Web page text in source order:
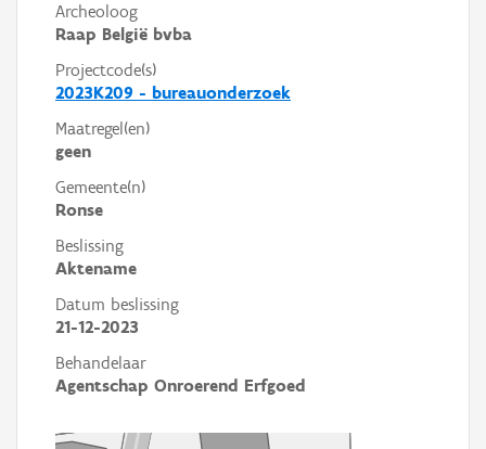
Archeoloog
Raap België bvba
Projectcode(s)
2023K209 - bureauonderzoek
Maatregel(en)
geen
Gemeente(n)
Ronse
Beslissing
Aktename
Datum beslissing
21-12-2023
Behandelaar
Agentschap Onroerend Erfgoed